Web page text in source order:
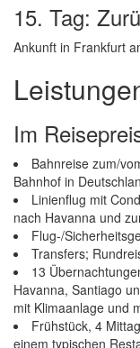
15. Tag:
Ankunft in Frankfurt
Im
Bahnreise zum/
Bahnhof in
Linienflug mit
nach Havanna und
Flug-/
Transfers;
13
Havanna, Santiago
mit Klimaanlage und
Frühstück, 4
einem typischen